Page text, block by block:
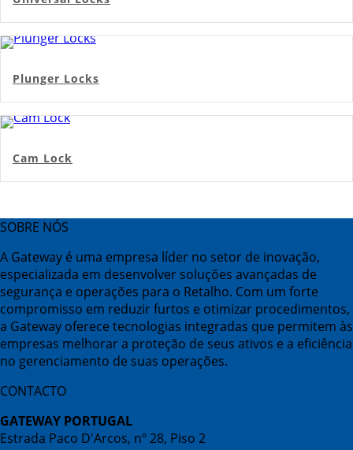
Plunger Locks
Cam Lock
SOBRE NÓS
A Gateway é uma empresa líder no setor de inovação,
especializada em desenvolver soluções avançadas de
segurança e operações para o Retalho. Com um forte
compromisso em reduzir furtos e otimizar procedimentos,
a Gateway oferece tecnologias integradas que permitem às
empresas melhorar a proteção de seus ativos e a eficiência
no gerenciamento de suas operações.
CONTACTO
GATEWAY PORTUGAL
Estrada Paco D'Arcos, nº 28, Piso 2